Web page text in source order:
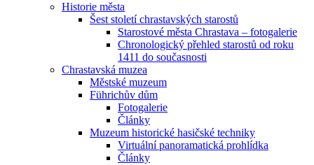
Historie města
Šest století chrastavských starostů
Starostové města Chrastava – fotogalerie
Chronologický přehled starostů od roku
1411 do současnosti
Chrastavská muzea
Městské muzeum
Führichův dům
Fotogalerie
Články
Muzeum historické hasičské techniky
Virtuální panoramatická prohlídka
Články